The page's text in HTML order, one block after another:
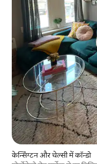
केन्सिंग्टन और चेल्सी में कॉन्डो